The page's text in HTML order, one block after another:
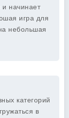
и начинает
игра для
небольшая
категорий
в